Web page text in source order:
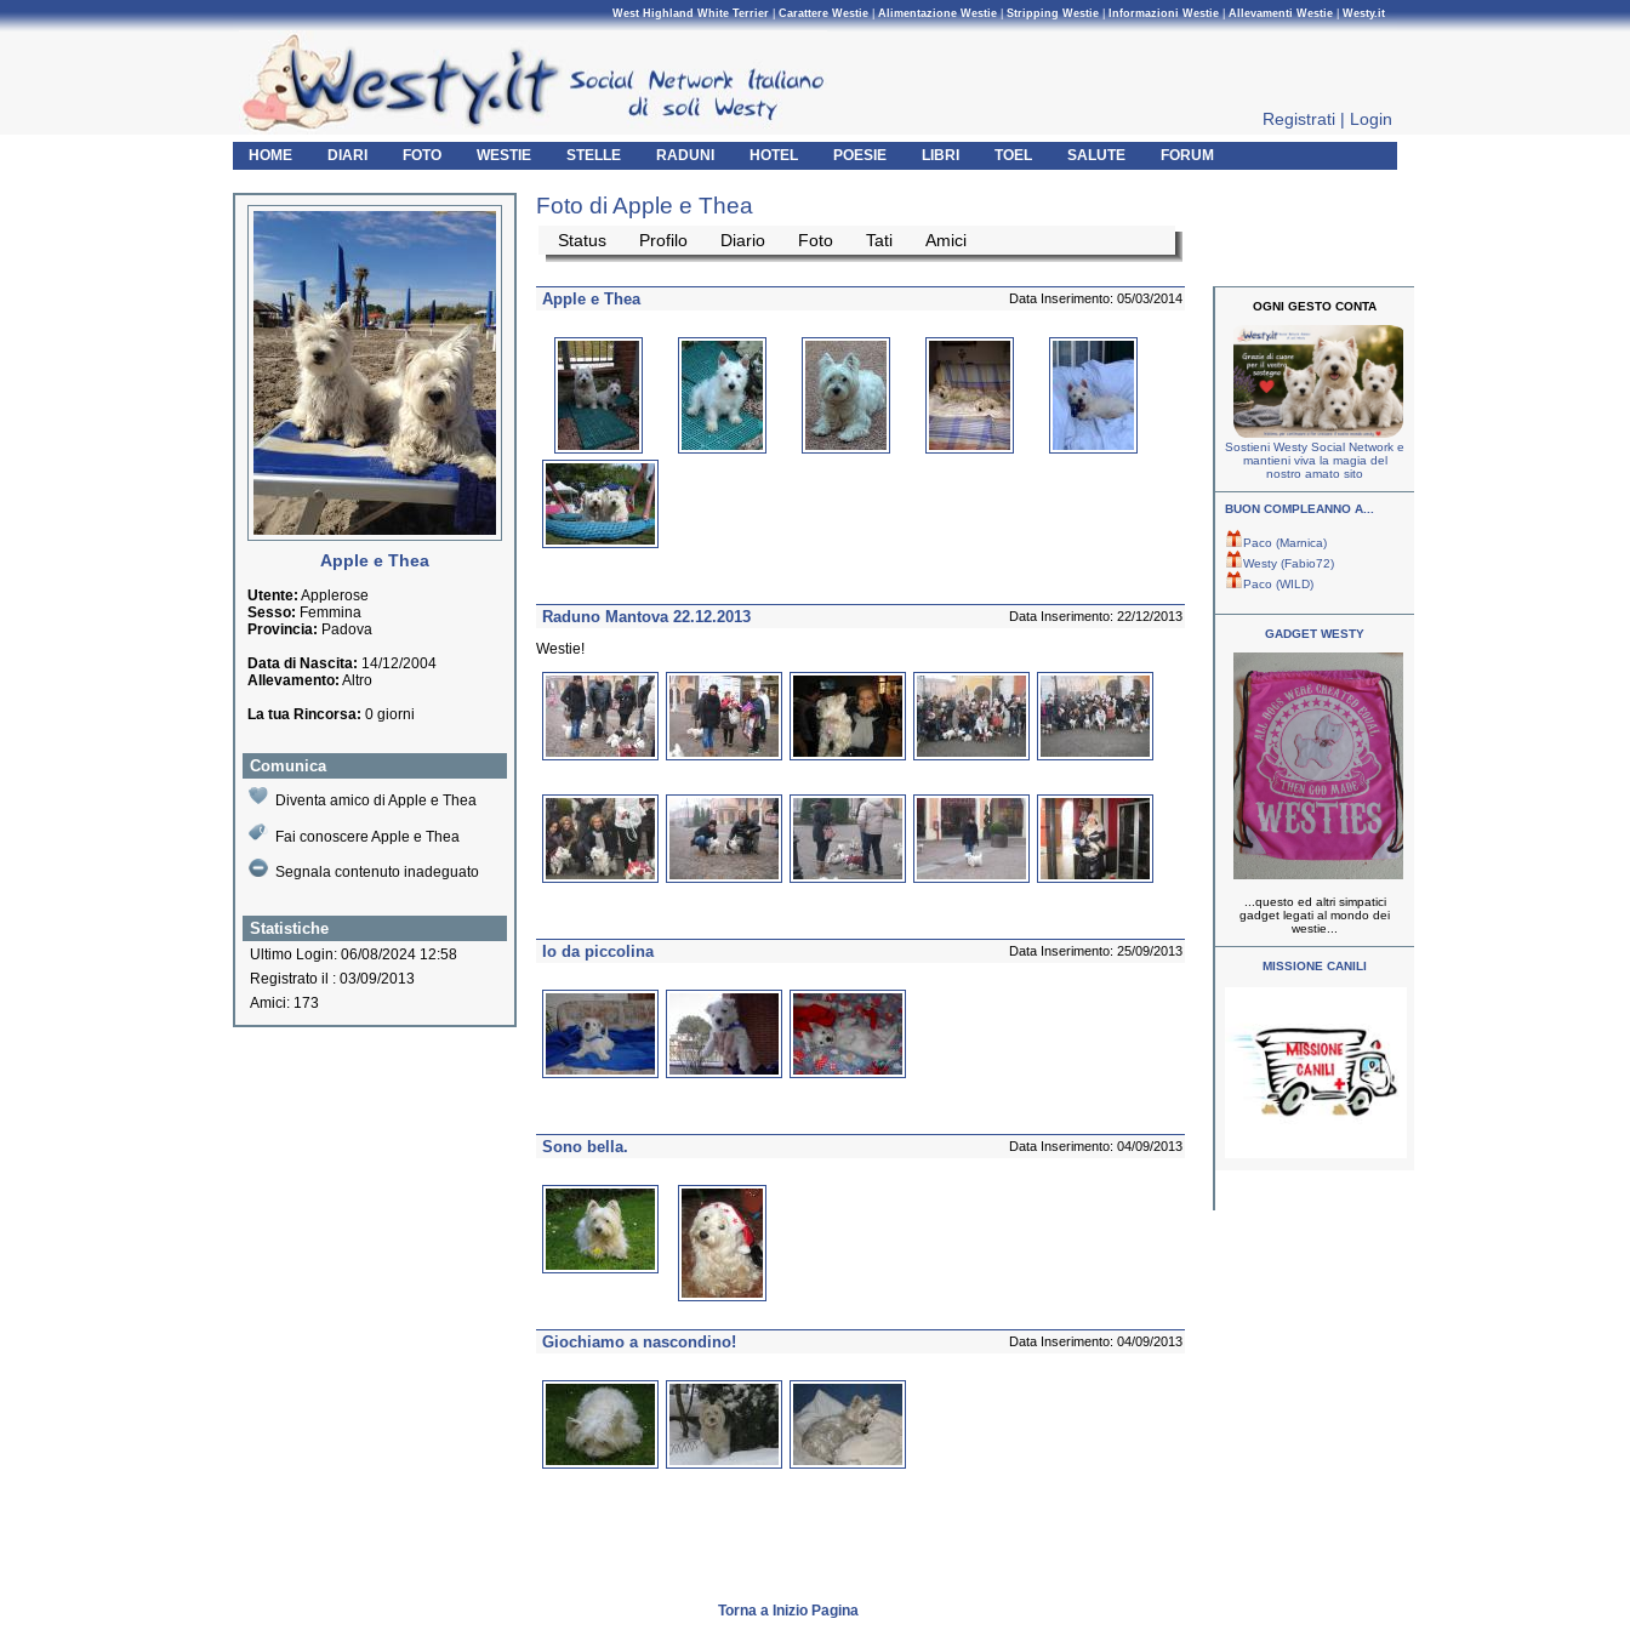
West Highland White Terrier|Carattere Westie|Alimentazione Westie|Stripping Westie| Informazioni Westie|Allevamenti Westie|Westy.it
Registrati | Login
HOME DIARI FOTO WESTIE STELLE RADUNI HOTEL POESIE LIBRI TOEL SALUTE FORUM
Apple e Thea
Utente: Applerose
Sesso: Femmina
Provincia: Padova
Data di Nascita: 14/12/2004
Allevamento: Altro
La tua Rincorsa: 0 giorni
Comunica
Diventa amico di Apple e Thea
Fai conoscere Apple e Thea
Segnala contenuto inadeguato
Statistiche
Ultimo Login: 06/08/2024 12:58
Registrato il : 03/09/2013
Amici: 173
Foto di Apple e Thea
Status Profilo Diario Foto Tati Amici
Apple e Thea Data Inserimento: 05/03/2014
Raduno Mantova 22.12.2013 Data Inserimento: 22/12/2013
Westie!
Io da piccolina Data Inserimento: 25/09/2013
Sono bella. Data Inserimento: 04/09/2013
Giochiamo a nascondino! Data Inserimento: 04/09/2013
OGNI GESTO CONTA
Sostieni Westy Social Network e
mantieni viva la magia del
nostro amato sito
BUON COMPLEANNO A...
Paco (Marnica)
Westy (Fabio72)
Paco (WILD)
GADGET WESTY
...questo ed altri simpatici
gadget legati al mondo dei
westie...
MISSIONE CANILI
Torna a Inizio Pagina